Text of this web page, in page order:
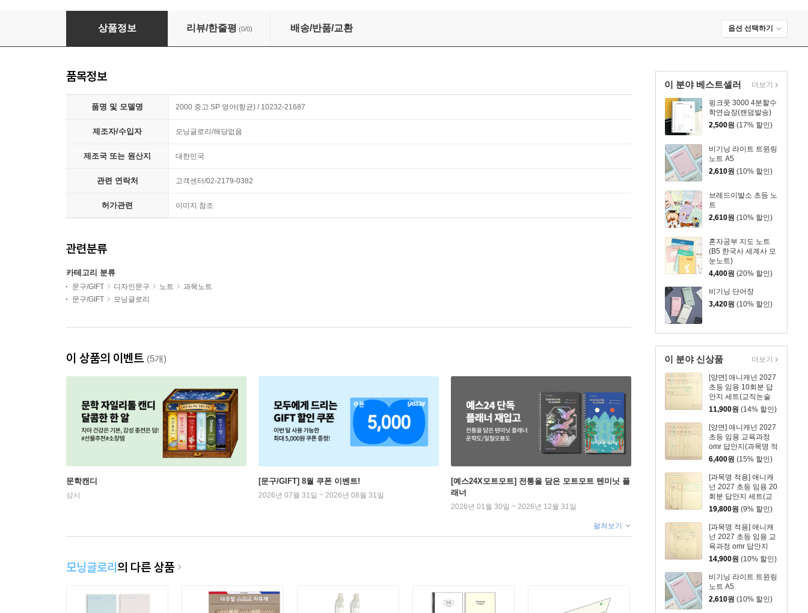
고등학생 영어 스프링노트
상품정보 리뷰/한줄평 (0/0) 배송/반품/교환 옵션 선택하기
이 분야 베스트셀러
핑크풋 3000 4분할수
학연습장(랜덤발송)
2,500원 (17% 할인)
비기닝 라이트 트윈링
노트 A5
2,610원 (10% 할인)
브레드이발소 초등 노
트
2,610원 (10% 할인)
혼자공부 지도 노트
(B5 한국사 세계사 모
눈노트)
4,400원 (20% 할인)
비기닝 단어장
3,420원 (10% 할인)
더보기
이 분야 신상품
[양면] 애니캐넌 2027
초등 임용 10회분 답
안지 세트(교직논술
+교육과정)
11,900원 (14% 할인)
[양면] 애니캐넌 2027
초등 임용 교육과정
omr 답안지(과목명 적
용 10회분)
6,400원 (15% 할인)
[과목명 적용] 애니캐
넌 2027 초등 임용 20
회분 답안지 세트(교
직논술+교육과정)
19,800원 (9% 할인)
[과목명 적용] 애니캐
넌 2027 초등 임용 교
육과정 omr 답안지
(20회분)
14,900원 (10% 할인)
비기닝 라이트 트윈링
노트 A5
2,610원 (10% 할인)
더보기
품목정보
품명 및 모델명 2000 중고 SP 영어(항균) / 10232-21687
제조자/수입자 모닝글로리/해당없음
제조국 또는 원산지 대한민국
관련 연락처 고객센터/02-2179-0382
허가관련 이미지 참조
관련분류
카테고리 분류
문구/GIFT 디자인문구 노트
과목노트
문구/GIFT
모닝글로리
이 상품의 이벤트 (5개)
문학캔디
상시
[문구/GIFT] 8월 쿠폰 이벤트!
2026년 07월 31일 ~ 2026년 08월 31일
[예스24X모트모트] 전통을 담은 모트모트 텐미닛 플
래너
2026년 01월 30일 ~ 2026년 12월 31일
펼쳐보기
모닝글로리의 다른 상품